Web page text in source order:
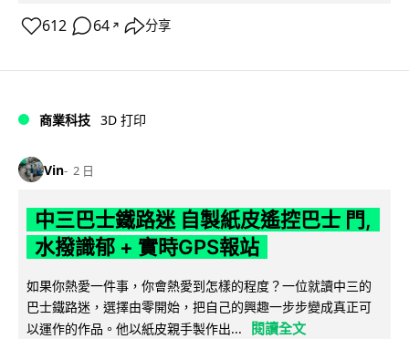
612 64 ↗ 分享
商業科技 3D 打印
Vin 2 日
中三巴士鐵路迷 自製紙皮遙控巴士 門,
水撥識郁 + 實時GPS報站
如果你熱愛一件事，你會熱愛到怎樣的程度？一位就讀中三的
巴士鐵路迷，選擇由零開始，把自己的興趣一步步變成真正可
以運作的作品。他以紙皮親手製作出...
閱讀全文